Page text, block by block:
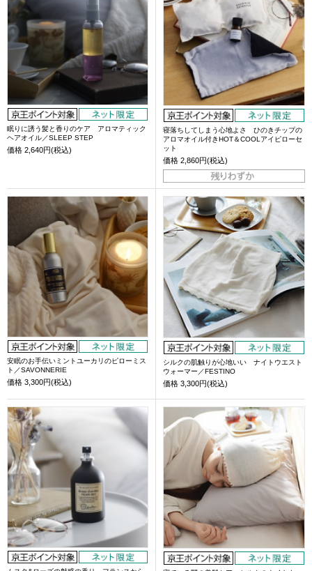
眠りに誘う髪と香りのケア アロマティック
ヘアオイル／SLEEP STEP
価格 2,640円(税込)
寝落ちしてしまう心地よさ ひのきチップの
アロマオイル付きHOT＆COOLアイピローセ
ット
価格 2,860円(税込)
安眠のお手伝いミントユーカリのピローミス
ト／SAVONNERIE
価格 3,300円(税込)
シルクの肌触りが心地いい ナイトウエスト
ウォーマー／FESTINO
価格 3,300円(税込)